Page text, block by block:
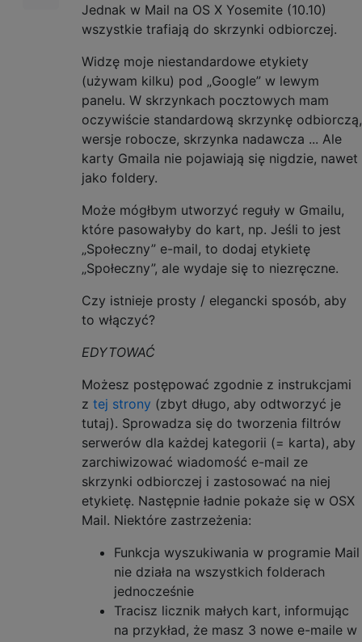
Jednak w Mail na OS X Yosemite (10.10)
wszystkie trafiają do skrzynki odbiorczej.
Widzę moje niestandardowe etykiety
(używam kilku) pod „Google” w lewym
panelu. W skrzynkach pocztowych mam
oczywiście standardową skrzynkę odbiorczą,
wersje robocze, skrzynka nadawcza ... Ale
karty Gmaila nie pojawiają się nigdzie, nawet
jako foldery.
Może mógłbym utworzyć reguły w Gmailu,
które pasowałyby do kart, np. Jeśli to jest
„Społeczny” e-mail, to dodaj etykietę
„Społeczny”, ale wydaje się to niezręczne.
Czy istnieje prosty / elegancki sposób, aby
to włączyć?
EDYTOWAĆ
Możesz postępować zgodnie z instrukcjami
z tej strony (zbyt długo, aby odtworzyć je
tutaj). Sprowadza się do tworzenia filtrów
serwerów dla każdej kategorii (= karta), aby
zarchiwizować wiadomość e-mail ze
skrzynki odbiorczej i zastosować na niej
etykietę. Następnie ładnie pokaże się w OSX
Mail. Niektóre zastrzeżenia:
Funkcja wyszukiwania w programie Mail
nie działa na wszystkich folderach
jednocześnie
Tracisz licznik małych kart, informując
na przykład, że masz 3 nowe e-maile w